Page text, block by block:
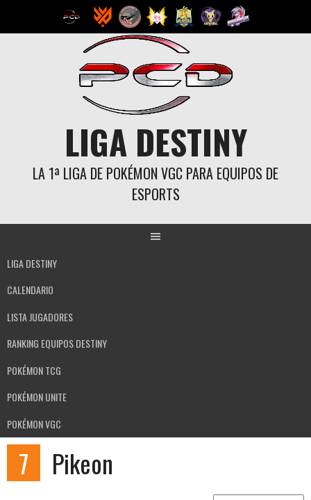
LIGA DESTINY
LA 1ª LIGA DE POKÉMON VGC PARA EQUIPOS DE
ESPORTS
LIGA DESTINY
CALENDARIO
LISTA JUGADORES
RANKING EQUIPOS DESTINY
POKÉMON TCG
POKÉMON UNITE
POKÉMON VGC
7 Pikeon